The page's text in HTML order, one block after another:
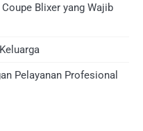
Blixer yang Wajib
Pelayanan Profesional